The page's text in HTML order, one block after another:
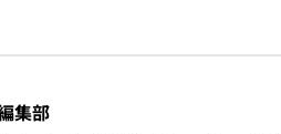
集部